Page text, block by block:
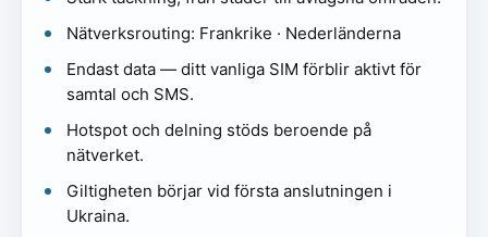
Nätverksrouting: Frankrike · Nederländerna
Endast data — ditt vanliga SIM förblir aktivt för
samtal och SMS.
Hotspot och delning stöds beroende på
nätverket.
Giltigheten börjar vid första anslutningen i
Ukraina.